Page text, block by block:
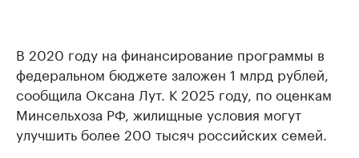
В 2020 году на финансирование программы в
федеральном бюджете заложен 1 млрд рублей,
сообщила Оксана Лут. К 2025 году, по оценкам
Минсельхоза РФ, жилищные условия могут
улучшить более 200 тысяч российских семей.